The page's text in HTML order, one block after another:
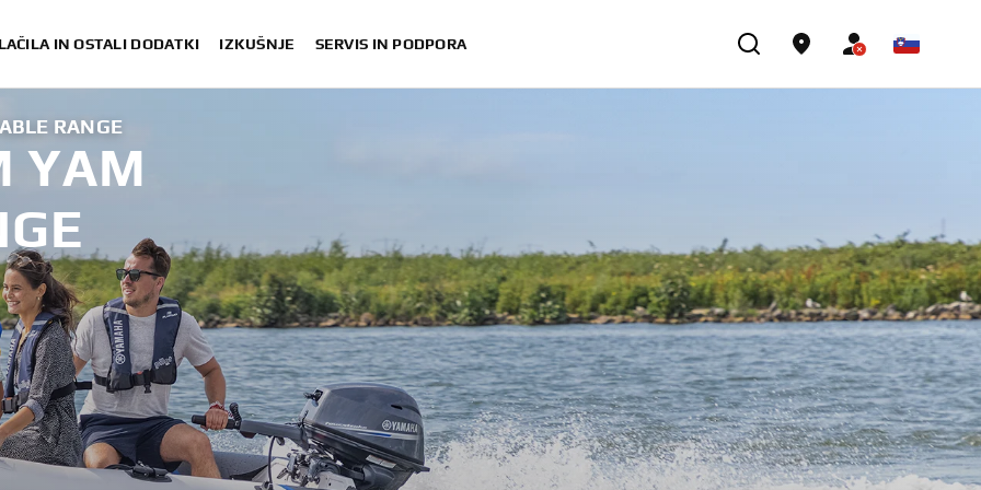
IN OSTALI DODATKI IZKUŠNJE SERVIS IN PODPORA
RANGE
YAM